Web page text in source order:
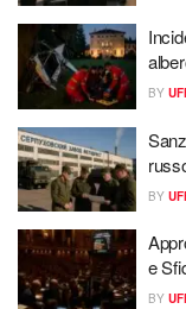
BY
BY
e
BY